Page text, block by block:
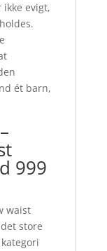
evigt,
ét barn,
999
waist
store